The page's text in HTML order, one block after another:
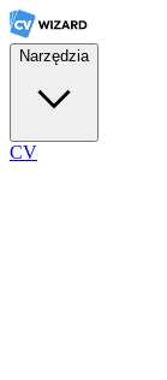
Narzędzia
CV